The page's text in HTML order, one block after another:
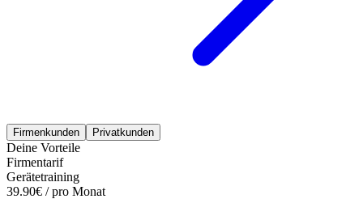
Firmenkunden Privatkunden
Deine Vorteile
Firmentarif
Gerätetraining
39.90€ / pro Monat